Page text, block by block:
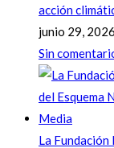
acción
junio 29, 2026
Sin
La